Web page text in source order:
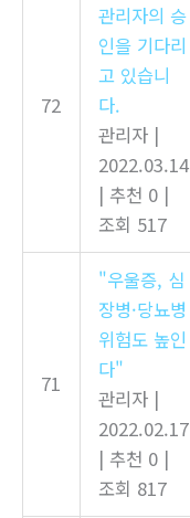
72
관리자의 승
인을 기다리
고 있습니
다.
관리자 |
2022.03.14
| 추천 0 |
조회 517
71
"우울증, 심
장병·당뇨병
위험도 높인
다"
관리자 |
2022.02.17
| 추천 0 |
조회 817